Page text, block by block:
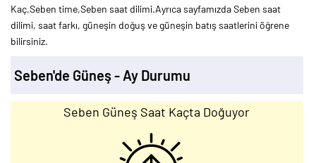
Kaç,Seben time,Seben saat dilimi.Ayrıca sayfamızda Seben saat
dilimi, saat farkı, güneşin doğuş ve güneşin batış saatlerini öğrene
bilirsiniz.
Seben'de Güneş - Ay Durumu
Seben Güneş Saat Kaçta Doğuyor